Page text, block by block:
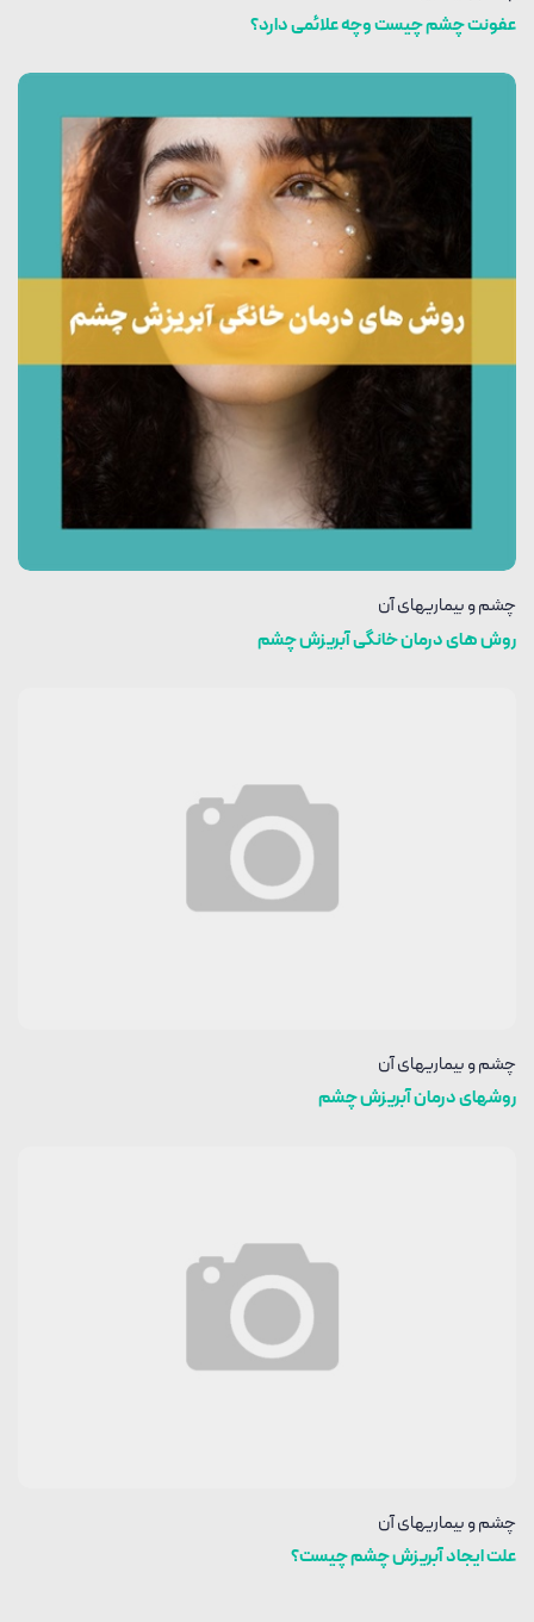
عفونت چشم چیست وچه علائمی دارد؟
چشم و بیماریهای آن
روش های درمان خانگی آبریزش چشم
چشم و بیماریهای آن
روشهای درمان آبریزش چشم
چشم و بیماریهای آن
علت ایجاد آبریزش چشم چیست؟